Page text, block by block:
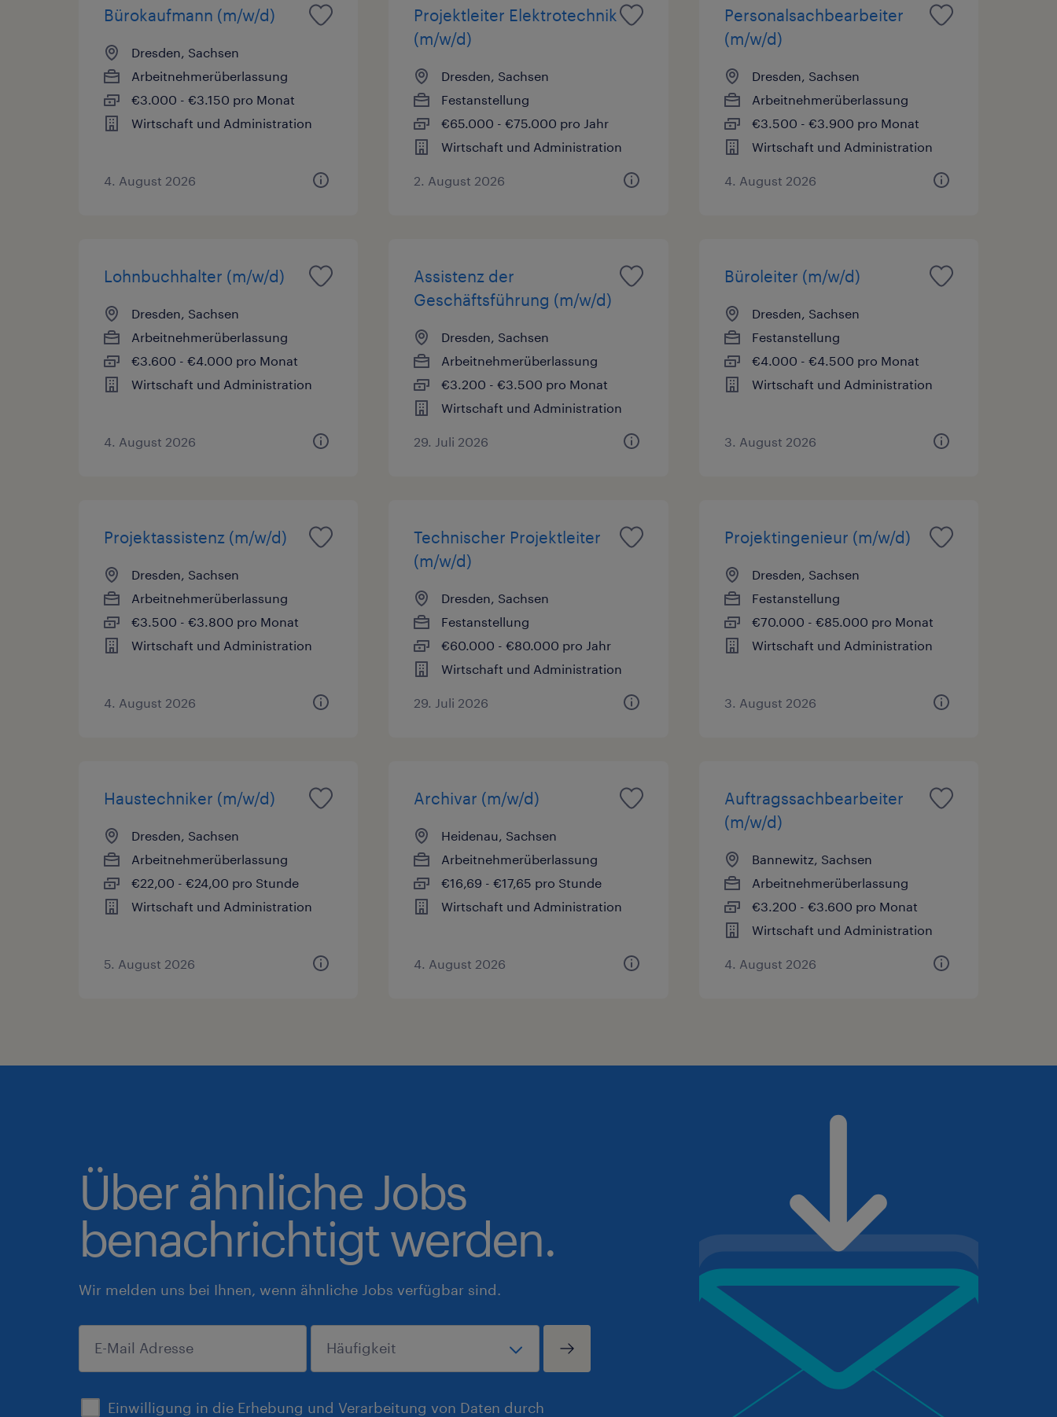
Bürokaufmann (m/w/d)
Dresden, Sachsen
Arbeitnehmerüberlassung
€3.000 - €3.150 pro Monat
Wirtschaft und Administration
4. August 2026
Projektleiter Elektrotechnik
(m/w/d)
Dresden, Sachsen
Festanstellung
€65.000 - €75.000 pro Jahr
Wirtschaft und Administration
2. August 2026
Personalsachbearbeiter
(m/w/d)
Dresden, Sachsen
Arbeitnehmerüberlassung
€3.500 - €3.900 pro Monat
Wirtschaft und Administration
4. August 2026
Lohnbuchhalter (m/w/d)
Dresden, Sachsen
Arbeitnehmerüberlassung
€3.600 - €4.000 pro Monat
Wirtschaft und Administration
4. August 2026
Assistenz der
Geschäftsführung (m/w/d)
Dresden, Sachsen
Arbeitnehmerüberlassung
€3.200 - €3.500 pro Monat
Wirtschaft und Administration
29. Juli 2026
Büroleiter (m/w/d)
Dresden, Sachsen
Festanstellung
€4.000 - €4.500 pro Monat
Wirtschaft und Administration
3. August 2026
Projektassistenz (m/w/d)
Dresden, Sachsen
Arbeitnehmerüberlassung
€3.500 - €3.800 pro Monat
Wirtschaft und Administration
4. August 2026
Technischer Projektleiter
(m/w/d)
Dresden, Sachsen
Festanstellung
€60.000 - €80.000 pro Jahr
Wirtschaft und Administration
29. Juli 2026
Projektingenieur (m/w/d)
Dresden, Sachsen
Festanstellung
€70.000 - €85.000 pro Monat
Wirtschaft und Administration
3. August 2026
Haustechniker (m/w/d)
Dresden, Sachsen
Arbeitnehmerüberlassung
€22,00 - €24,00 pro Stunde
Wirtschaft und Administration
5. August 2026
Archivar (m/w/d)
Heidenau, Sachsen
Arbeitnehmerüberlassung
€16,69 - €17,65 pro Stunde
Wirtschaft und Administration
4. August 2026
Auftragssachbearbeiter
(m/w/d)
Bannewitz, Sachsen
Arbeitnehmerüberlassung
€3.200 - €3.600 pro Monat
Wirtschaft und Administration
4. August 2026
Über ähnliche Jobs
benachrichtigt werden.
Wir melden uns bei Ihnen, wenn ähnliche Jobs verfügbar sind.
Einwilligung in die Erhebung und Verarbeitung von Daten durch
anmelden